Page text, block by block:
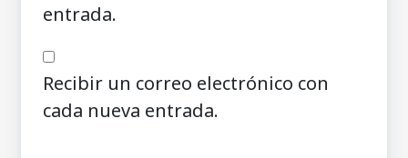
entrada.
Recibir un correo electrónico con
cada nueva entrada.